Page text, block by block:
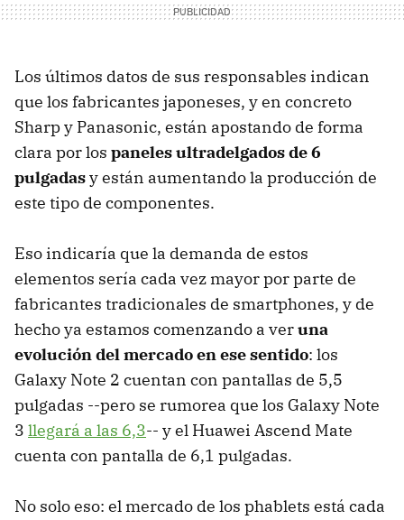
Los últimos datos de sus responsables indican
que los fabricantes japoneses, y en concreto
Sharp y Panasonic, están apostando de forma
clara por los paneles ultradelgados de 6
pulgadasy están aumentando la producción de
este tipo de componentes.
Eso indicaría que la demanda de estos
elementos sería cada vez mayor por parte de
fabricantes tradicionales de smartphones, y de
hecho ya estamos comenzando a veruna
evolución del mercado en ese sentido: los
Galaxy Note 2 cuentan con pantallas de 5,5
pulgadas --pero se rumorea que los Galaxy Note
3 llegará a las 6,3-- y el Huawei Ascend Mate
cuenta con pantalla de 6,1 pulgadas.
No solo eso: el mercado de los phablets está cada